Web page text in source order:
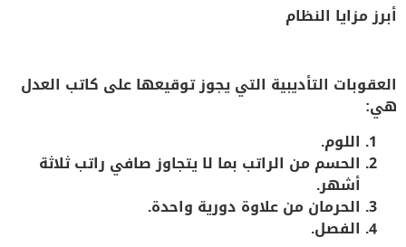
أبرز مزايا النظام
العقوبات التأديبية التي يجوز توقيعها على كاتب العدل
هي:
اللوم.
الحسم من الراتب بما لا يتجاوز صافي راتب ثلاثة
أشهر.
الحرمان من علاوة دورية واحدة.
الفصل.